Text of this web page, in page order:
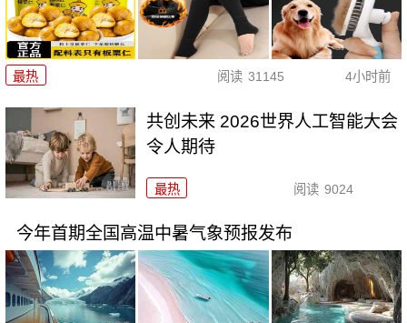
最热 阅读 31145 4小时前
共创未来 2026世界人工智能大会
令人期待
最热 阅读 9024
今年首期全国高温中暑气象预报发布